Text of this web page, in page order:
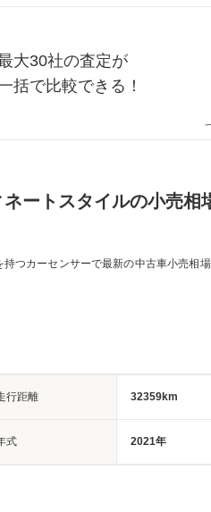
大30社の査定が
括で比較できる！
ートスタイルの小売相
つカーセンサーで最新の中古車小売相場
行距離 32359km
式 2021年